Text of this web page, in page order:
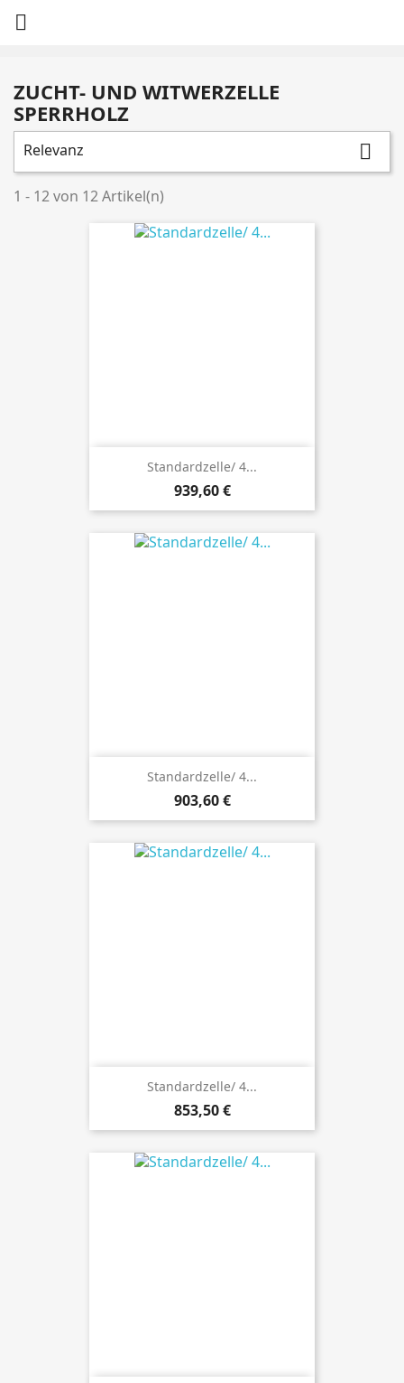

ZUCHT- UND WITWERZELLE
SPERRHOLZ
Relevanz 
1 - 12 von 12 Artikel(n)
Standardzelle/ 4...
Preis
939,60 €
Standardzelle/ 4...
Preis
903,60 €
Standardzelle/ 4...
Preis
853,50 €